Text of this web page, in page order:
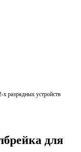
разрядных устройств
для